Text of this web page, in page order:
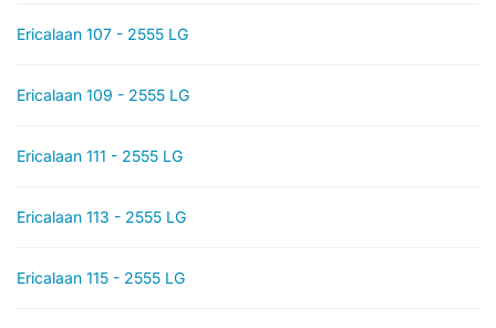
Ericalaan 107 - 2555 LG
Ericalaan 109 - 2555 LG
Ericalaan 111 - 2555 LG
Ericalaan 113 - 2555 LG
Ericalaan 115 - 2555 LG